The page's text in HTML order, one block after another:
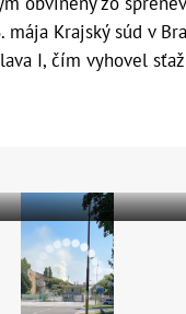
Krajský súd v
I, čím vyhovel